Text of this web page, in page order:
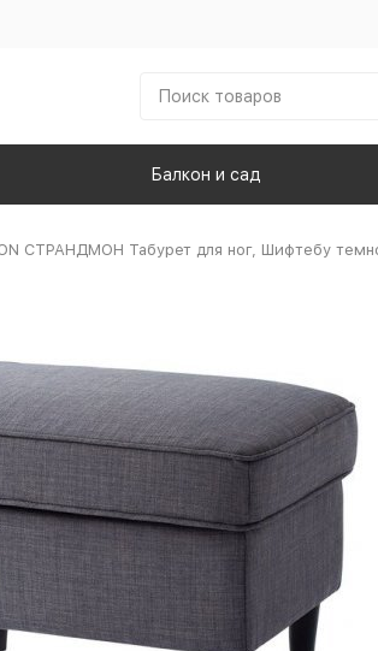
Балкон и сад
СТРАНДМОН Табурет для ног, Шифтебу